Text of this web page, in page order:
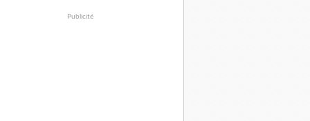
Publicité